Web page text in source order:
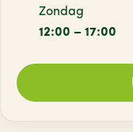
Zondag
12:00 – 17:00